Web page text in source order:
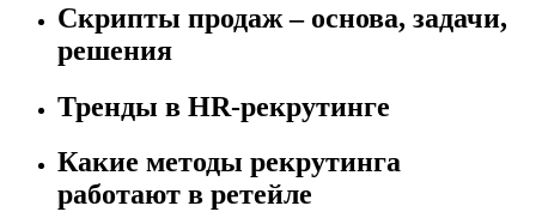
Скрипты продаж – основа, задачи,
решения
Тренды в HR-рекрутинге
Какие методы рекрутинга
работают в ретейле